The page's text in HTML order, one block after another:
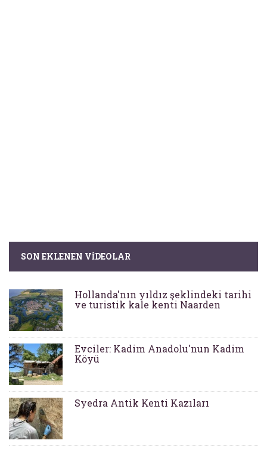
SON EKLENEN VIDEOLAR
Hollanda'nın yıldız şeklindeki tarihi
ve turistik kale kenti Naarden
Evciler: Kadim Anadolu'nun Kadim
Köyü
Syedra Antik Kenti Kazıları